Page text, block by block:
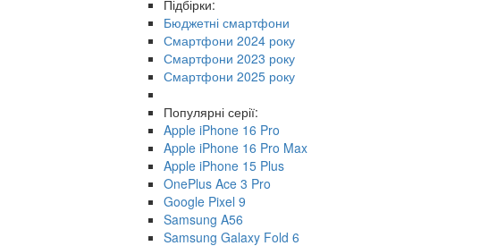
Підбірки:
Бюджетні смартфони
Смартфони 2024 року
Смартфони 2023 року
Смартфони 2025 року
Популярні серії:
Apple iPhone 16 Pro
Apple iPhone 16 Pro Max
Apple iPhone 15 Plus
OnePlus Ace 3 Pro
Google Pixel 9
Samsung A56
Samsung Galaxy Fold 6